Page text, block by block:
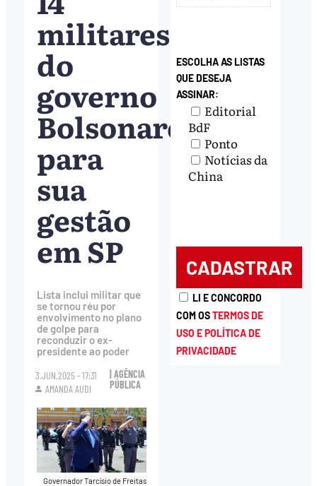
militares
do
governo
Bolsonaro
para
sua
gestão
em SP
Lista inclui militar que
se tornou réu por
envolvimento no plano
de golpe para
reconduzir o ex-
presidente ao poder
3.JUN.2025 - 17:31
AMANDA AUDI
| AGÊNCIA
PÚBLICA
Governador Tarcísio de Freitas
ESCOLHA AS LISTAS
QUE DESEJA
ASSINAR:
Editorial
BdF
Ponto
Notícias da
China
LI E CONCORDO
COM OSTERMOS DE
USO E POLÍTICA DE
PRIVACIDADE